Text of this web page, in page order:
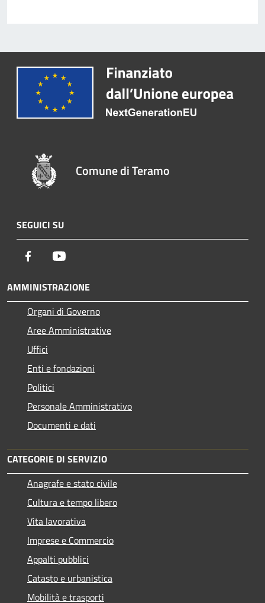
Comune di Teramo
SEGUICI SU
Facebook
AMMINISTRAZIONE
Organi di Governo
Aree Amministrative
Uffici
Enti e fondazioni
Politici
Personale Amministrativo
Documenti e dati
CATEGORIE DI SERVIZIO
Anagrafe e stato civile
Cultura e tempo libero
Vita lavorativa
Imprese e Commercio
Appalti pubblici
Catasto e urbanistica
Mobilità e trasporti